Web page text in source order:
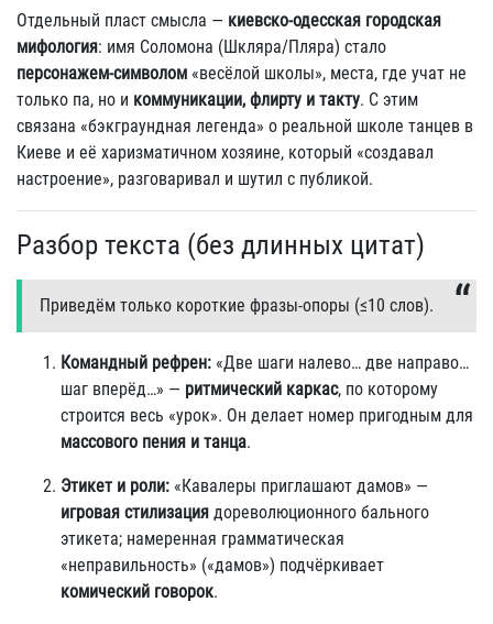
Отдельный пласт смысла — киевско‑одесская городская
мифология: имя Соломона (Шкляра/Пляра) стало
персонажем‑символом «весёлой школы», места, где учат не
только па, но и коммуникации, флирту и такту. С этим
связана «бэкграундная легенда» о реальной школе танцев в
Киеве и её харизматичном хозяине, который «создавал
настроение», разговаривал и шутил с публикой.
Разбор текста (без длинных цитат)
Приведём только короткие фразы‑опоры (≤10 слов).
Командный рефрен: «Две шаги налево… две направо…
шаг вперёд…» — ритмический каркас, по которому
строится весь «урок». Он делает номер пригодным для
массового пения и танца.
Этикет и роли: «Кавалеры приглашают дамов» —
игровая стилизация дореволюционного бального
этикета; намеренная грамматическая
«неправильность» («дамов») подчёркивает
комический говорок.